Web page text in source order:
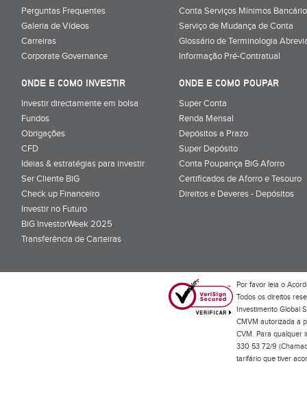
Perguntas Frequentes
Galeria de Vídeos
Carreiras
Corporate Governance
Conta Serviços Mínimos
Serviço de Mudança de Conta
Glossário de Terminologia
Informação Pré-Contratual
ONDE E COMO INVESTIR
Investir directamente em bolsa
Fundos
Obrigações
CFD
Ideias & estratégias para investir
Ser Cliente BiG
Check up Financeiro
Investir no Futuro
BiG InvestorWeek 2025;
Transferência de Carteiras;
ONDE E COMO POUPAR
Super Conta
Renda Mensal
Depósitos a Prazo
Super Depósito
Conta Poupança BiG Aforro
Certificados de Aforro e Tesouro
Direitos e Deveres - Depósitos
Por favor leia o
Todos os direitos
Investimento Global
CMVM autorizada a
CVM. Para qualquer
330 53 72/9
tarifário que tiver